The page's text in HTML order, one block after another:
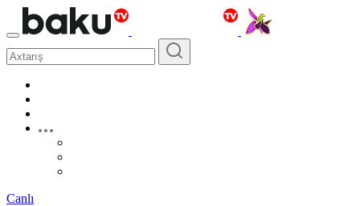
Canlı